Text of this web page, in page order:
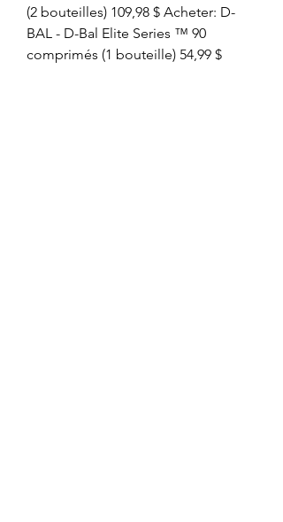
(2 bouteilles) 109,98 $ Acheter: D-
BAL - D-Bal Elite Series ™ 90
comprimés (1 bouteille) 54,99 $